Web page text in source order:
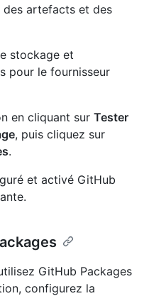
artefacts et des
stockage et
pour le fournisseur
en cliquant sur Tester
, puis cliquez sur
.
et activé GitHub
GitHub Packages
configurez la